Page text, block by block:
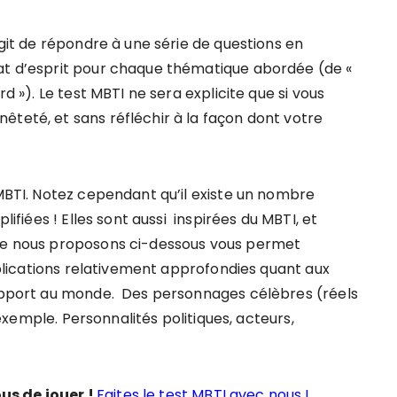
de répondre à une série de questions en
pour chaque thématique abordée (de «
»). Le test MBTI ne sera explicite que si vous
et sans réfléchir à la façon dont votre
Notez cependant qu’il existe un nombre
! Elles sont aussi inspirées du MBTI, et
nous proposons ci-dessous vous permet
relativement approfondies quant aux
au monde. Des personnages célèbres (réels
Personnalités politiques, acteurs,